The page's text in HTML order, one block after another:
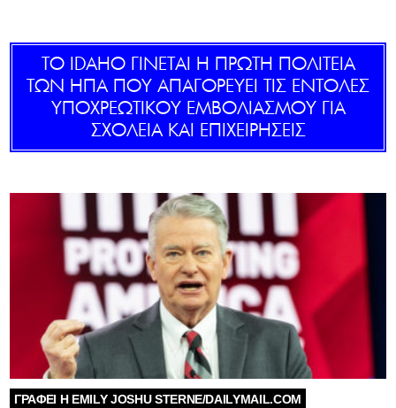
SOOZIE’S FRIENDS
CULTURE
TASTELAND
TECH
HEALTH
MEDIALAND
SPORTS
DIA Y NOCHE
ΤΟ IDAHO ΓΙΝΕΤΑΙ Η ΠΡΩΤΗ ΠΟΛΙΤΕΙΑ
ΤΩΝ ΗΠΑ ΠΟΥ ΑΠΑΓΟΡΕΥΕΙ ΤΙΣ ΕΝΤΟΛΕΣ
ΥΠΟΧΡΕΩΤΙΚΟΥ ΕΜΒΟΛΙΑΣΜΟΥ ΓΙΑ
ΣΧΟΛΕΙΑ ΚΑΙ ΕΠΙΧΕΙΡΗΣΕΙΣ
ΓΡΑΦΕΙ Η EMILY JOSHU STERNE/DAILYMAIL.COM